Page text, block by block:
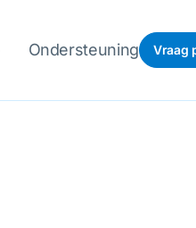
Ondersteuning Vraag